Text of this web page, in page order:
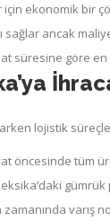
ekonomik bir
sağlar ancak
süresine göre
lojistik
öncesinde tüm
varış